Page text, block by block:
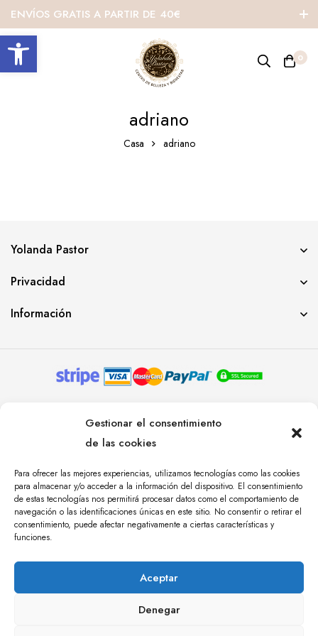
Abrir barra de herramientas
Gestionar el consentimiento
de las cookies
Para ofrecer las mejores experiencias, utilizamos tecnologías como las cookies
para almacenar y/o acceder a la información del dispositivo. El consentimiento
de estas tecnologías nos permitirá procesar datos como el comportamiento de
navegación o las identificaciones únicas en este sitio. No consentir o retirar el
consentimiento, puede afectar negativamente a ciertas características y
funciones.
Aceptar
Denegar
ENVÍOS GRATIS A PARTIR DE 40€
0
adriano
Casa adriano
Yolanda Pastor
Privacidad
Información
RESERVADOS. AGENCIA DE COMUNICACIÓN
ÁNGULO TRES.